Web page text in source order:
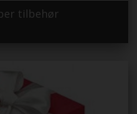
tilbehør